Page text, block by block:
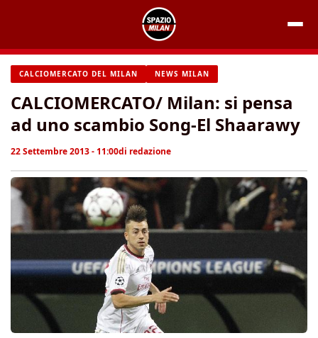
contenuto
CALCIOMERCATO DEL MILAN NEWS MILAN
CALCIOMERCATO/ Milan: si pensa
ad uno scambio Song-El Shaarawy
22 Settembre 2013 - 11:00di redazione